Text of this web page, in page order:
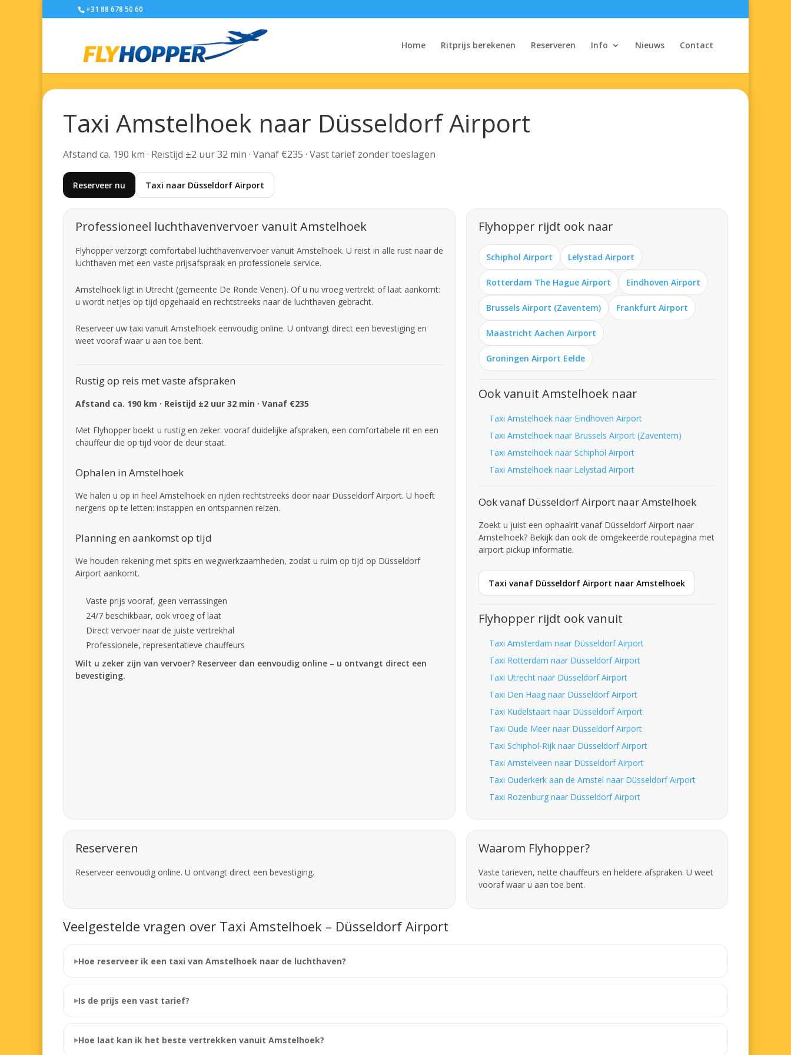
+31 88 678 50 60
Home Ritprijs berekenen Reserveren Info Nieuws Contact
Taxi Amstelhoek naar Düsseldorf Airport
Afstand ca. 190 km · Reistijd ±2 uur 32 min · Vanaf €235 · Vast tarief zonder toeslagen
Reserveer nu Taxi naar Düsseldorf Airport
Professioneel luchthavenvervoer vanuit Amstelhoek
Flyhopper verzorgt comfortabel luchthavenvervoer vanuit Amstelhoek. U reist in alle rust naar de
luchthaven met een vaste prijsafspraak en professionele service.
Amstelhoek ligt in Utrecht (gemeente De Ronde Venen). Of u nu vroeg vertrekt of laat aankomt:
u wordt netjes op tijd opgehaald en rechtstreeks naar de luchthaven gebracht.
Reserveer uw taxi vanuit Amstelhoek eenvoudig online. U ontvangt direct een bevestiging en
weet vooraf waar u aan toe bent.
Rustig op reis met vaste afspraken
Afstand ca. 190 km · Reistijd ±2 uur 32 min · Vanaf €235
Met Flyhopper boekt u rustig en zeker: vooraf duidelijke afspraken, een comfortabele rit en een
chauffeur die op tijd voor de deur staat.
Ophalen in Amstelhoek
We halen u op in heel Amstelhoek en rijden rechtstreeks door naar Düsseldorf Airport. U hoeft
nergens op te letten: instappen en ontspannen reizen.
Planning en aankomst op tijd
We houden rekening met spits en wegwerkzaamheden, zodat u ruim op tijd op Düsseldorf
Airport aankomt.
Vaste prijs vooraf, geen verrassingen
24/7 beschikbaar, ook vroeg of laat
Direct vervoer naar de juiste vertrekhal
Professionele, representatieve chauffeurs
Wilt u zeker zijn van vervoer? Reserveer dan eenvoudig online – u ontvangt direct een
bevestiging.
Flyhopper rijdt ook naar
Schiphol Airport Lelystad Airport
Rotterdam The Hague Airport Eindhoven Airport
Brussels Airport (Zaventem) Frankfurt Airport
Maastricht Aachen Airport
Groningen Airport Eelde
Ook vanuit Amstelhoek naar
Taxi Amstelhoek naar Eindhoven Airport
Taxi Amstelhoek naar Brussels Airport (Zaventem)
Taxi Amstelhoek naar Schiphol Airport
Taxi Amstelhoek naar Lelystad Airport
Ook vanaf Düsseldorf Airport naar Amstelhoek
Zoekt u juist een ophaalrit vanaf Düsseldorf Airport naar
Amstelhoek? Bekijk dan ook de omgekeerde routepagina met
airport pickup informatie.
Taxi vanaf Düsseldorf Airport naar Amstelhoek
Flyhopper rijdt ook vanuit
Taxi Amsterdam naar Düsseldorf Airport
Taxi Rotterdam naar Düsseldorf Airport
Taxi Utrecht naar Düsseldorf Airport
Taxi Den Haag naar Düsseldorf Airport
Taxi Kudelstaart naar Düsseldorf Airport
Taxi Oude Meer naar Düsseldorf Airport
Taxi Schiphol-Rijk naar Düsseldorf Airport
Taxi Amstelveen naar Düsseldorf Airport
Taxi Ouderkerk aan de Amstel naar Düsseldorf Airport
Taxi Rozenburg naar Düsseldorf Airport
Reserveren
Reserveer eenvoudig online. U ontvangt direct een bevestiging.
Waarom Flyhopper?
Vaste tarieven, nette chauffeurs en heldere afspraken. U weet
vooraf waar u aan toe bent.
Veelgestelde vragen over Taxi Amstelhoek – Düsseldorf Airport
Hoe reserveer ik een taxi van Amstelhoek naar de luchthaven?
Is de prijs een vast tarief?
Hoe laat kan ik het beste vertrekken vanuit Amstelhoek?